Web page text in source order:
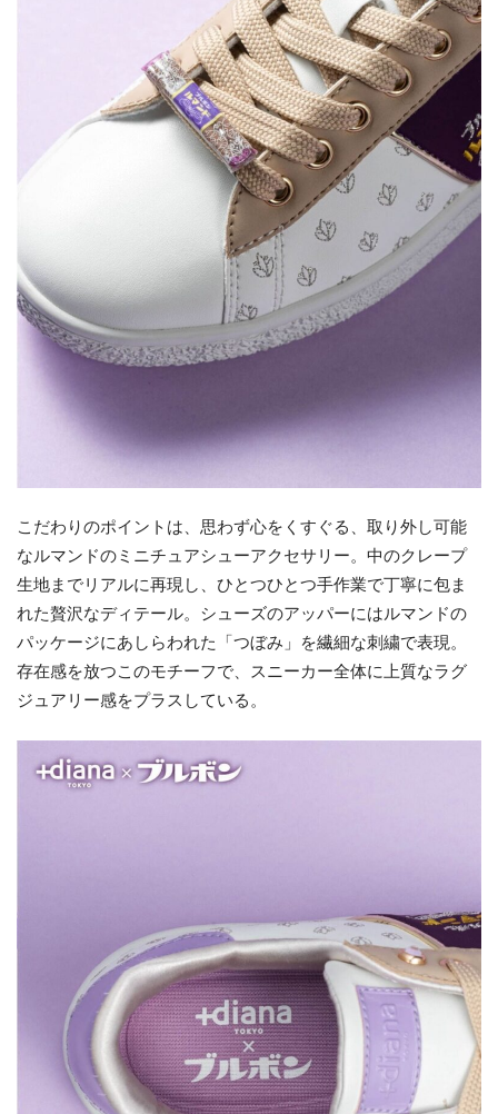
こだわりのポイントは、思わず心をくすぐる、取り外し可能
なルマンドのミニチュアシューアクセサリー。中のクレープ
生地までリアルに再現し、ひとつひとつ手作業で丁寧に包ま
れた贅沢なディテール。シューズのアッパーにはルマンドの
パッケージにあしらわれた「つぼみ」を繊細な刺繍で表現。
存在感を放つこのモチーフで、スニーカー全体に上質なラグ
ジュアリー感をプラスしている。